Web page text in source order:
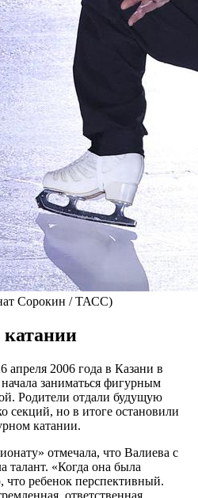
Сорокин / ТАСС)
апреля 2006 года в Казани в
заниматься фигурным
Родители отдали будущую
секций, но в итоге остановили
катании.
отмечала, что Валиева с
талант. «Когда она была
ребенок перспективный.
ответственная,